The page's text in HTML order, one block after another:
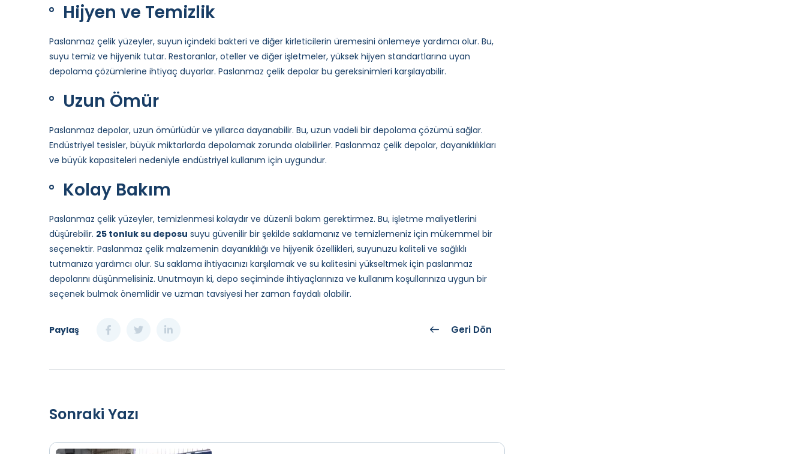
Hijyen ve Temizlik
Paslanmaz çelik yüzeyler, suyun içindeki bakteri ve diğer kirleticilerin üremesini önlemeye yardımcı olur. Bu,
suyu temiz ve hijyenik tutar. Restoranlar, oteller ve diğer işletmeler, yüksek hijyen standartlarına uyan
depolama çözümlerine ihtiyaç duyarlar. Paslanmaz çelik depolar bu gereksinimleri karşılayabilir.
Uzun Ömür
Paslanmaz depolar, uzun ömürlüdür ve yıllarca dayanabilir. Bu, uzun vadeli bir depolama çözümü sağlar.
Endüstriyel tesisler, büyük miktarlarda depolamak zorunda olabilirler. Paslanmaz çelik depolar, dayanıklılıkları
ve büyük kapasiteleri nedeniyle endüstriyel kullanım için uygundur.
Kolay Bakım
Paslanmaz çelik yüzeyler, temizlenmesi kolaydır ve düzenli bakım gerektirmez. Bu, işletme maliyetlerini
düşürebilir. 25 tonluk su deposu suyu güvenilir bir şekilde saklamanız ve temizlemeniz için mükemmel bir
seçenektir. Paslanmaz çelik malzemenin dayanıklılığı ve hijyenik özellikleri, suyunuzu kaliteli ve sağlıklı
tutmanıza yardımcı olur. Su saklama ihtiyacınızı karşılamak ve su kalitesini yükseltmek için paslanmaz
depolarını düşünmelisiniz. Unutmayın ki, depo seçiminde ihtiyaçlarınıza ve kullanım koşullarınıza uygun bir
seçenek bulmak önemlidir ve uzman tavsiyesi her zaman faydalı olabilir.
Paylaş Geri Dön
Sonraki Yazı